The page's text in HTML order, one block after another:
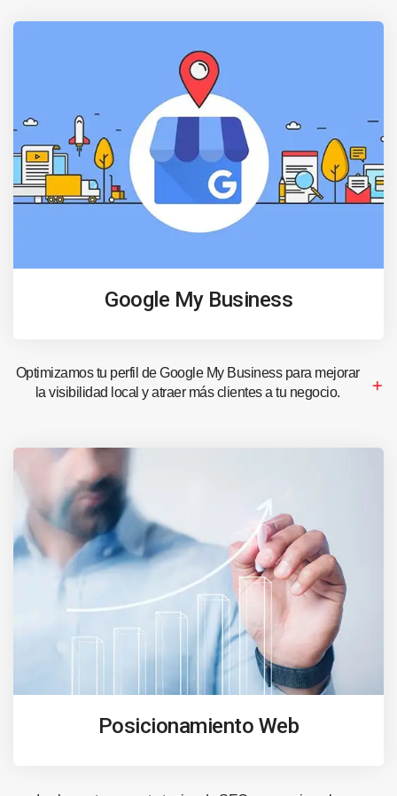
Google My Business
Optimizamos tu perfil de Google My Business para mejorar
la visibilidad local y atraer más clientes a tu negocio.
Posicionamiento Web